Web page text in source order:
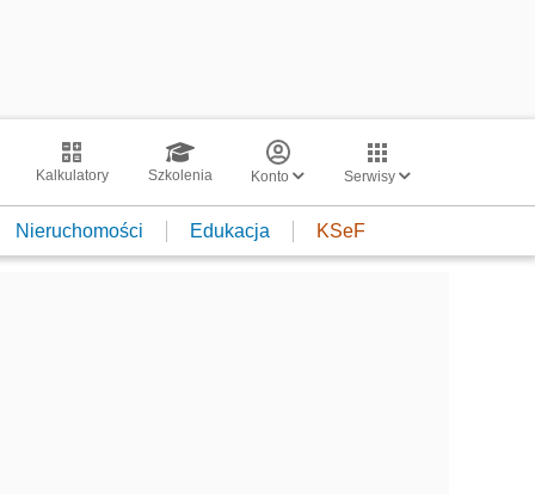
Kalkulatory Szkolenia Konto Serwisy
Nieruchomości Edukacja KSeF